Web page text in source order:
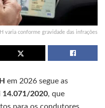
varia conforme gravidade das infrações
em 2026 segue as
14.071/2020, que
para os condutores